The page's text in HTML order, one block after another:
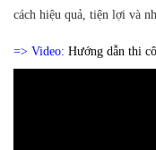
cách hiệu quả, tiện lợi và
=> Video: Hướng dẫn thi